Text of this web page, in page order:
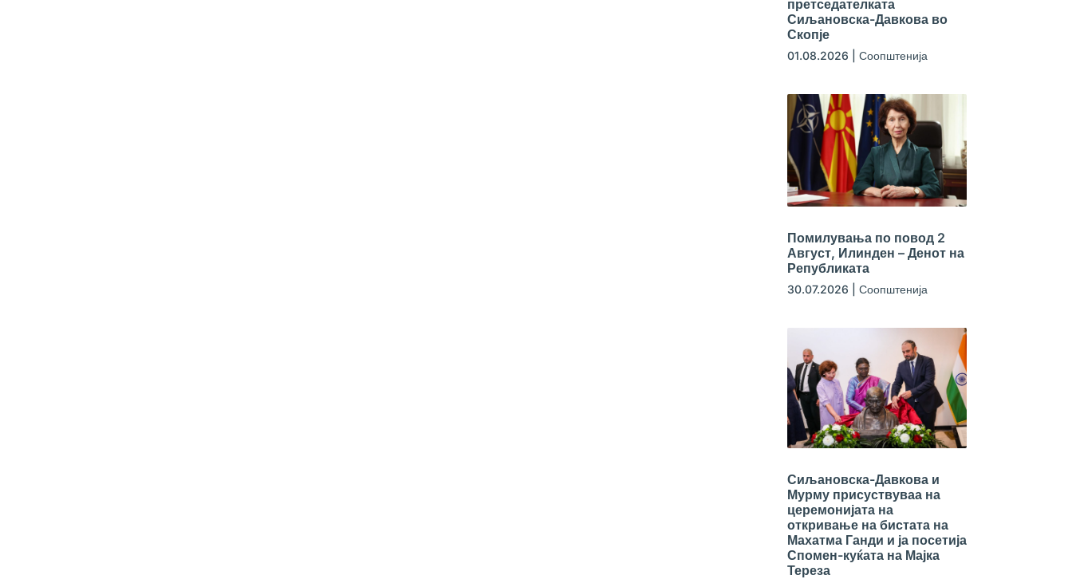
претседателката
Сиљановска-Давкова во
Скопје
01.08.2026 Соопштенија
Помилувања по повод 2
Август, Илинден – Денот на
Републиката
30.07.2026 Соопштенија
Сиљановска-Давкова и
Мурму присуствуваа на
церемонијата на
откривање на бистата на
Махатма Ганди и ја посетија
Спомен-куќата на Мајка
Тереза